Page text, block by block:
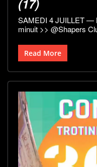
SAMEDI 4 JUILLET —
minuit >> @Shapers
Read More